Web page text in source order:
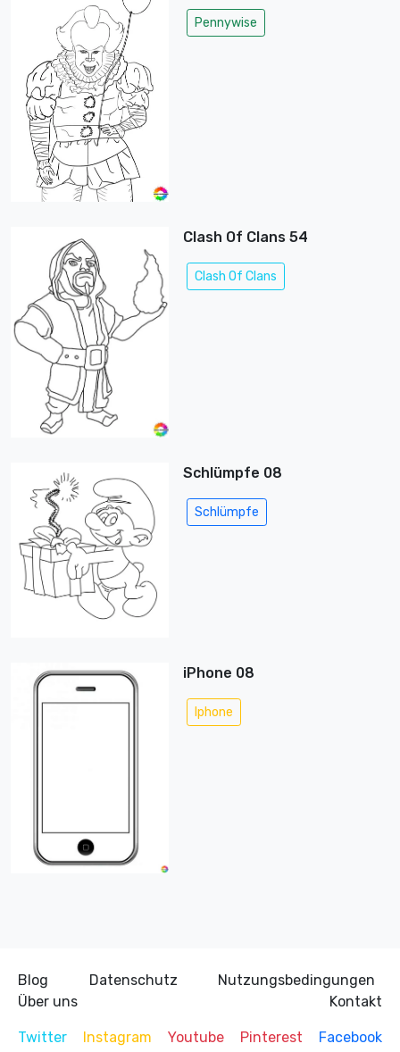
Pennywise
Clash Of Clans 54
Clash Of Clans
Schlümpfe 08
Schlümpfe
iPhone 08
Iphone
Blog Datenschutz
Nutzungsbedingungen
Über uns
Kontakt
Twitter Instagram Youtube Pinterest Facebook